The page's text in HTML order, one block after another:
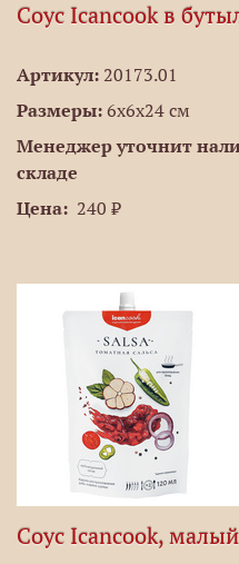
Соус Icancook в
Артикул: 20173.01
Размеры: 6х6х24 см
Менеджер уточнит
складе
Цена: 240 ₽
Соус Icancook,